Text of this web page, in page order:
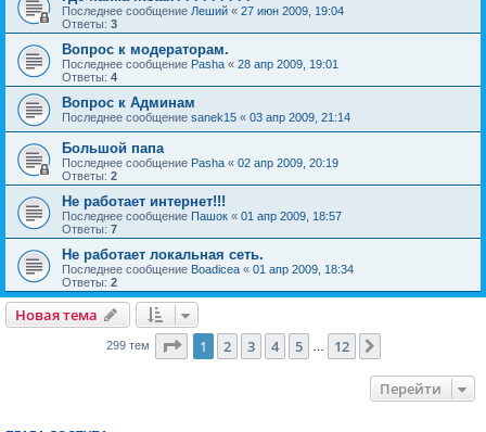
Последнее сообщение Леший « 27 июн 2009, 19:04
Ответы: 3
Вопрос к модераторам.
Последнее сообщение Pasha « 28 апр 2009, 19:01
Ответы: 4
Вопрос к Админам
Последнее сообщение sanek15 « 03 апр 2009, 21:14
Большой папа
Последнее сообщение Pasha « 02 апр 2009, 20:19
Ответы: 2
Не работает интернет!!!
Последнее сообщение Пашок « 01 апр 2009, 18:57
Ответы: 7
Не работает локальная сеть.
Последнее сообщение Boadicea « 01 апр 2009, 18:34
Ответы: 2
Новая тема
299 тем Страница из 12
1 2 3 4 5 12
Перейти